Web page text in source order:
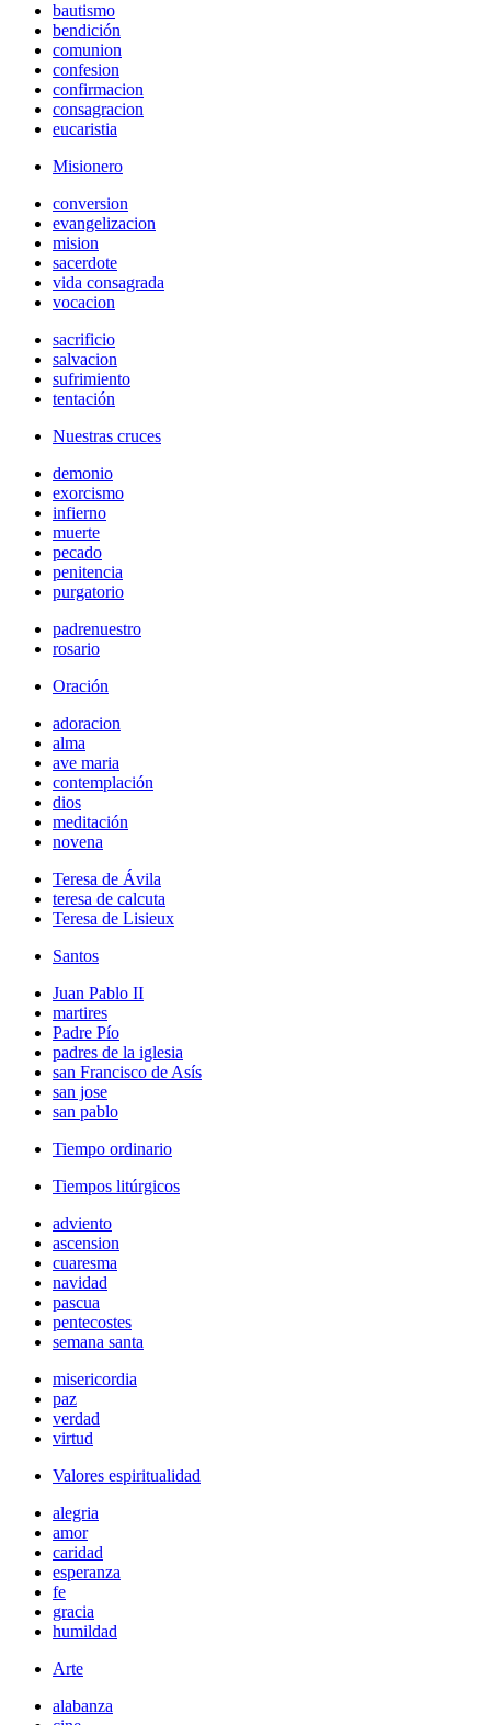
bautismo
bendición
comunion
confesion
confirmacion
consagracion
eucaristia
Misionero
conversion
evangelizacion
mision
sacerdote
vida consagrada
vocacion
sacrificio
salvacion
sufrimiento
tentación
Nuestras cruces
demonio
exorcismo
infierno
muerte
pecado
penitencia
purgatorio
padrenuestro
rosario
Oración
adoracion
alma
ave maria
contemplación
dios
meditación
novena
Teresa de Ávila
teresa de calcuta
Teresa de Lisieux
Santos
Juan Pablo II
martires
Padre Pío
padres de la iglesia
san Francisco de Asís
san jose
san pablo
Tiempo ordinario
Tiempos litúrgicos
adviento
ascension
cuaresma
navidad
pascua
pentecostes
semana santa
misericordia
paz
verdad
virtud
Valores espiritualidad
alegria
amor
caridad
esperanza
fe
gracia
humildad
Arte
alabanza